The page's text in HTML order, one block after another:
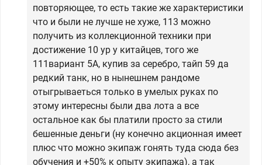
повторяющее, то есть такие же характеристики
что и были не лучше не хуже, 113 можно
получить из коллекционной техники при
достижение 10 ур у китайцев, того же
111вариант 5А, купив за серебро, тайп 59 да
редкий танк, но в нынешнем рандоме
отыгрываеться только в умелых руках по
этому интересны были два лота а все
остальное как бы платили просто за стили
бешенные деньги (ну конечно акционная имеет
плюс что можно экипаж гонять туда сюда без
обучения и +50% к опыту экипажа), а так